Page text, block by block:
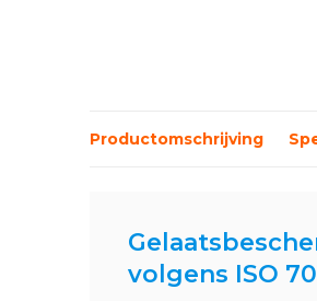
Productomschrijving
volgens ISO